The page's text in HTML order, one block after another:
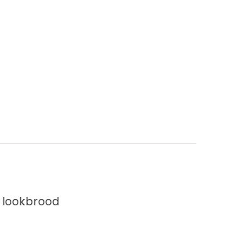
lookbrood